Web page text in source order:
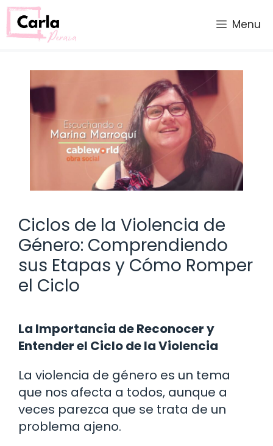
Saltar
al
contenido
Menu
Ciclos de la Violencia de
Género: Comprendiendo
sus Etapas y Cómo Romper
el Ciclo
La Importancia de Reconocer y
Entender el Ciclo de la Violencia
La violencia de género es un tema
que nos afecta a todos, aunque a
veces parezca que se trata de un
problema ajeno.